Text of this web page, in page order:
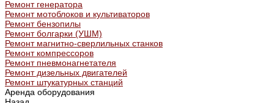
Ремонт генератора
Ремонт мотоблоков и культиваторов
Ремонт бензопилы
Ремонт болгарки (УШМ)
Ремонт магнитно-сверлильных станков
Ремонт компрессоров
Ремонт пневмонагнетателя
Ремонт дизельных двигателей
Ремонт штукатурных станций
Аренда оборудования